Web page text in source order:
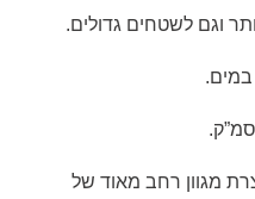
וגם לשטחים גדולים.
במים.
מגוון רחב מאוד של